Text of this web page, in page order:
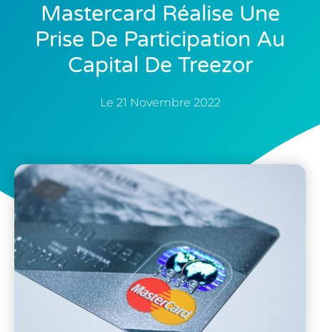
Mastercard Réalise Une
Prise De Participation Au
Capital De Treezor
Le 21 Novembre 2022